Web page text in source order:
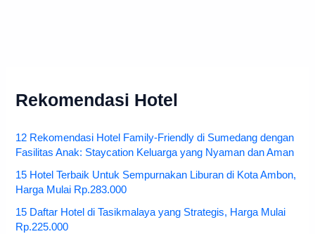
Rekomendasi Hotel
12 Rekomendasi Hotel Family-Friendly di Sumedang dengan
Fasilitas Anak: Staycation Keluarga yang Nyaman dan Aman
15 Hotel Terbaik Untuk Sempurnakan Liburan di Kota Ambon,
Harga Mulai Rp.283.000
15 Daftar Hotel di Tasikmalaya yang Strategis, Harga Mulai
Rp.225.000